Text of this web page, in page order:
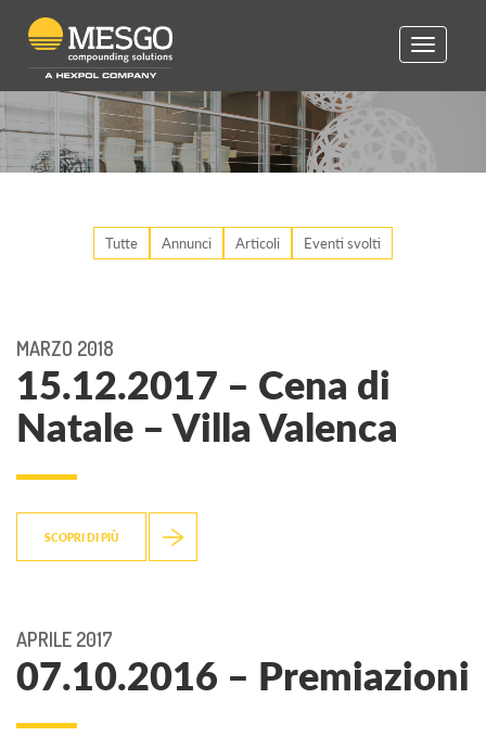
Toggle
Tutte Annunci Articoli Eventi svolti
MARZO 2018
15.12.2017 – Cena di
Natale – Villa Valenca
SCOPRI DI PIÙ
APRILE 2017
07.10.2016 – Premiazioni